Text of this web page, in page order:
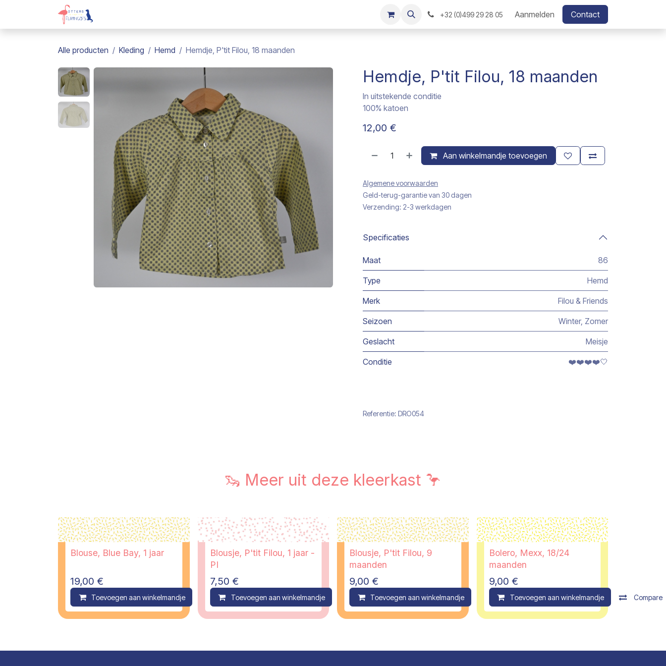
Overslaan naar inhoud
+32 (0)499 29 28 05 Aanmelden Contact
Alle producten Kleding Hemd Hemdje, P'tit Filou, 18 maanden
Hemdje, P'tit Filou, 18 maanden
In uitstekende conditie
100% katoen
12,00 €
Aan winkelmandje toevoegen
Algemene voorwaarden
Geld-terug-garantie van 30 dagen
Verzending: 2-3 werkdagen
Specificaties
Maat 86
Type Hemd
Merk Filou & Friends
Seizoen Winter, Zomer
Geslacht Meisje
Conditie ❤️❤️❤️❤️🤍
Referentie: DRO054
🦦 Meer uit deze kleerkast 🦩
Blouse, Blue Bay, 1 jaar
19,00 €
Toevoegen aan winkelmandje Compare
Blousje, P'tit Filou, 1 jaar -
PI
7,50 €
Toevoegen aan winkelmandje Compare
Blousje, P'tit Filou, 9
maanden
9,00 €
Toevoegen aan winkelmandje Compare
Bolero, Mexx, 18/24
maanden
9,00 €
Toevoegen aan winkelmandje Compare